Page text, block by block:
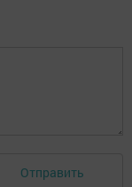
Отправить